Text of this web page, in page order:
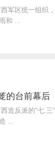
军区统一组织
和 ...
的台前幕后
造反派的"七.
...